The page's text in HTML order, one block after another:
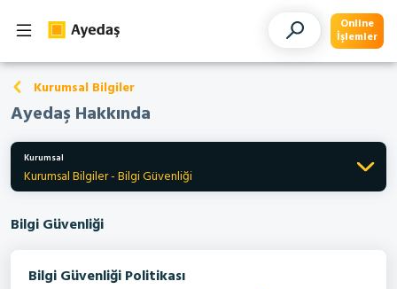
Online
İşlemler
Kurumsal Bilgiler
Ayedaş Hakkında
Kurumsal
Kurumsal Bilgiler - Bilgi Güvenliği
Bilgi Güvenliği
Bilgi Güvenliği Politikası